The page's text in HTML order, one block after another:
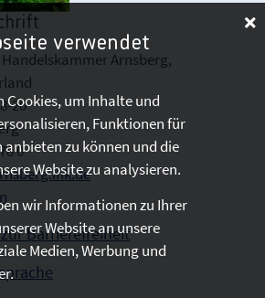
Arnsberg,
20
0
Barrierefreiheit
verwendet
Cookies, um Inhalte und
Funktionen für
anbieten zu können und die
Website zu analysieren.
wir Informationen zu Ihrer
Website an unsere
Medien, Werbung und